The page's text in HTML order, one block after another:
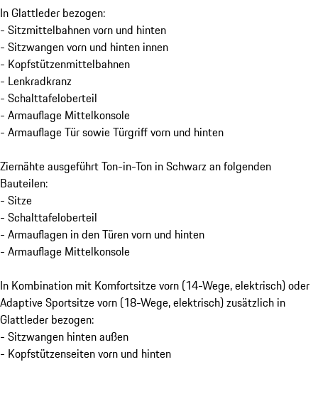
In Glattleder bezogen:
- Sitzmittelbahnen vorn und hinten
- Sitzwangen vorn und hinten innen
- Kopfstützenmittelbahnen
- Lenkradkranz
- Schalttafeloberteil
- Armauflage Mittelkonsole
- Armauflage Tür sowie Türgriff vorn und hinten
Ziernähte ausgeführt Ton-in-Ton in Schwarz an folgenden
Bauteilen:
- Sitze
- Schalttafeloberteil
- Armauflagen in den Türen vorn und hinten
- Armauflage Mittelkonsole
In Kombination mit Komfortsitze vorn (14-Wege, elektrisch) oder
Adaptive Sportsitze vorn (18-Wege, elektrisch) zusätzlich in
Glattleder bezogen:
- Sitzwangen hinten außen
- Kopfstützenseiten vorn und hinten